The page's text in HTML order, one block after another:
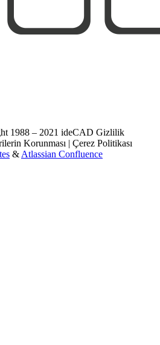
1988 – 2021 ideCAD Gizlilik
Korunması | Çerez Politikası
& Atlassian Confluence